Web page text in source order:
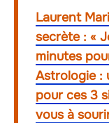
Laurent
secrète : «
minutes
Astrologie :
pour ces 3
vous à